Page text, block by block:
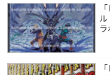
ドもプレゼント。
今日からアニメイト店
詳細はこちら→https://
witter.com/W57ZlhYLt2
— 僕のヒーローアカデ